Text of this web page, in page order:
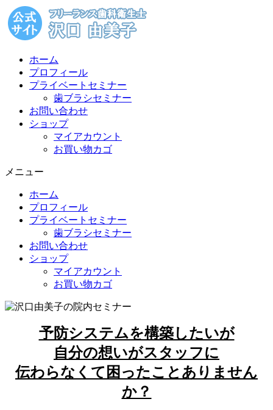
コ
ン
テ
ホーム
プロフィール
プライベートセミナー
歯ブラシセミナー
お問い合わせ
ショップ
マイアカウント
お買い物カゴ
メニュー
ホーム
プロフィール
プライベートセミナー
歯ブラシセミナー
お問い合わせ
ショップ
マイアカウント
お買い物カゴ
予防システムを構築したいが
自分の想いがスタッフに
伝わらなくて困ったことありません
か？